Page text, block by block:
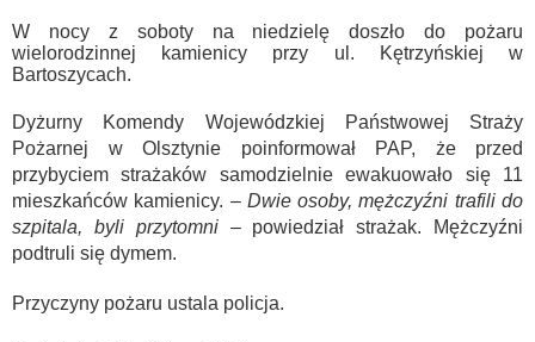
W nocy z soboty na niedzielę doszło do pożaru
wielorodzinnej kamienicy przy ul. Kętrzyńskiej w
Bartoszycach.
Dyżurny Komendy Wojewódzkiej Państwowej Straży
Pożarnej w Olsztynie poinformował PAP, że przed
przybyciem strażaków samodzielnie ewakuowało się 11
mieszkańców kamienicy. – Dwie osoby, mężczyźni trafili do
szpitala, byli przytomni– powiedział strażak. Mężczyźni
podtruli się dymem.
Przyczyny pożaru ustala policja.